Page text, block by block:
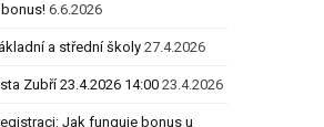
6.6.2026
a střední školy 27.4.2026
Zubří 23.4.2026 14:00 23.4.2026
Jak funguje bonus u